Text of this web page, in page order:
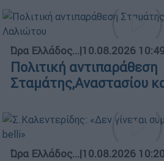
Ώρα Ελλάδος...|10.08.2026
Πολιτική αντιπαράθεση
Σταμάτης,Αναστασίου
Ώρα Ελλάδος...|10.08.2026 10:20